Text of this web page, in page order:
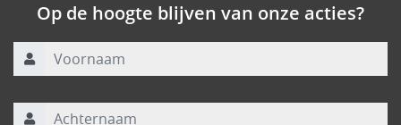
Op de hoogte blijven van onze acties?